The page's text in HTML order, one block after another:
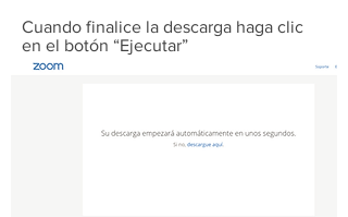
Cuando finalice la descarga haga clic
en el botón “Ejecutar”